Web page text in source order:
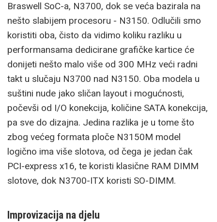
Braswell SoC-a, N3700, dok se veća bazirala na
nešto slabijem procesoru - N3150. Odlučili smo
koristiti oba, čisto da vidimo koliku razliku u
performansama dedicirane grafičke kartice će
donijeti nešto malo više od 300 MHz veći radni
takt u slučaju N3700 nad N3150. Oba modela u
suštini nude jako sličan layout i mogućnosti,
počevši od I/O konekcija, količine SATA konekcija,
pa sve do dizajna. Jedina razlika je u tome što
zbog većeg formata ploče N3150M model
logično ima više slotova, od čega je jedan čak
PCI-express x16, te koristi klasične RAM DIMM
slotove, dok N3700-ITX koristi SO-DIMM.
Improvizacija na djelu